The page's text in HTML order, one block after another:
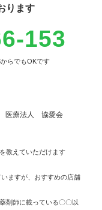
ります
153
らでもOKです
医療法人 協愛会
教えていただけます
ますが、おすすめの店舗
剤師に載っている〇〇以